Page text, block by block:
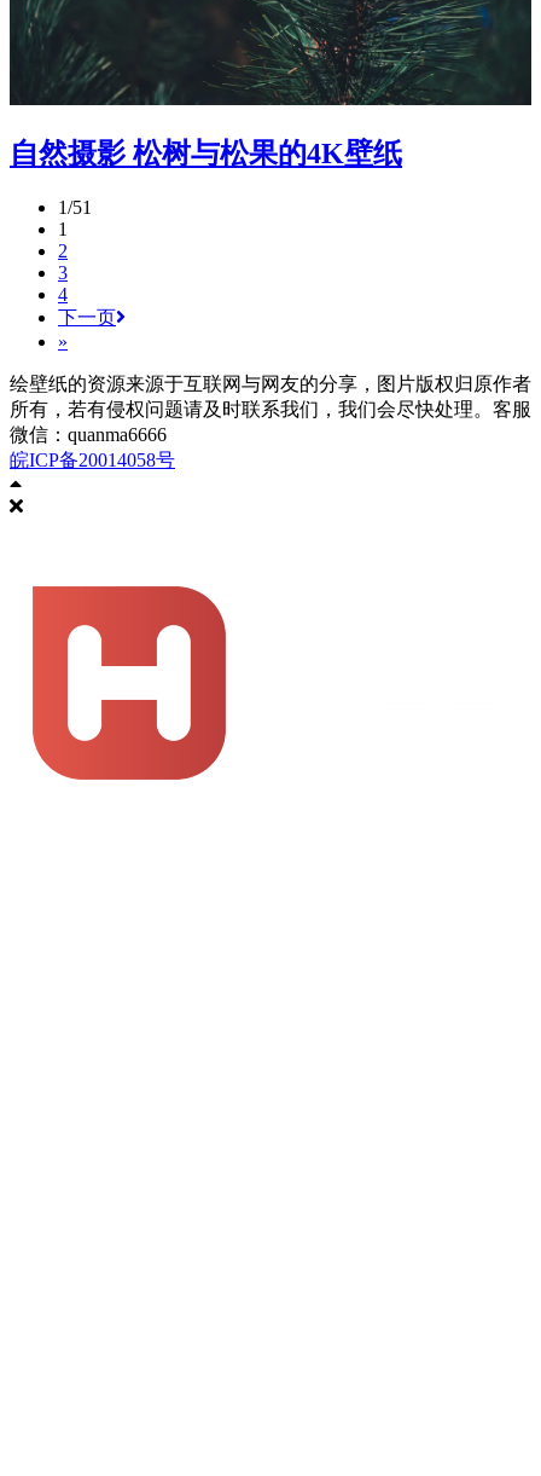
自然摄影 松树与松果的4K壁纸
1/51
1
2
3
4
下一页
»
绘壁纸的资源来源于互联网与网友的分享，图片版权归原作者
所有，若有侵权问题请及时联系我们，我们会尽快处理。客服
微信：quanma6666
皖ICP备20014058号